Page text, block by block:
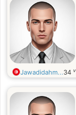
Jawadidahm...34